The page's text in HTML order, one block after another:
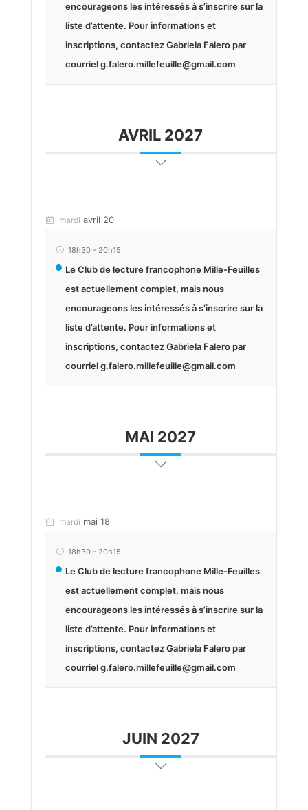
encourageons les intéressés à s’inscrire sur la
liste d’attente. Pour informations et
inscriptions, contactez Gabriela Falero par
courriel g.falero.millefeuille@gmail.com
AVRIL 2027
mardi avril 20
18h30 - 20h15
Le Club de lecture francophone Mille-Feuilles
est actuellement complet, mais nous
encourageons les intéressés à s’inscrire sur la
liste d’attente. Pour informations et
inscriptions, contactez Gabriela Falero par
courriel g.falero.millefeuille@gmail.com
MAI 2027
mardi mai 18
18h30 - 20h15
Le Club de lecture francophone Mille-Feuilles
est actuellement complet, mais nous
encourageons les intéressés à s’inscrire sur la
liste d’attente. Pour informations et
inscriptions, contactez Gabriela Falero par
courriel g.falero.millefeuille@gmail.com
JUIN 2027